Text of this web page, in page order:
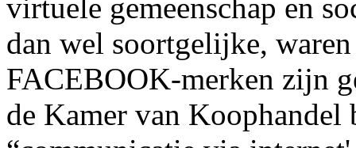
virtuele gemeenschap en
dan wel soortgelijke,
FACEBOOK-merken zijn
de Kamer van